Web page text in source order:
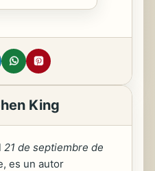
King
21 de septiembre de
es un autor